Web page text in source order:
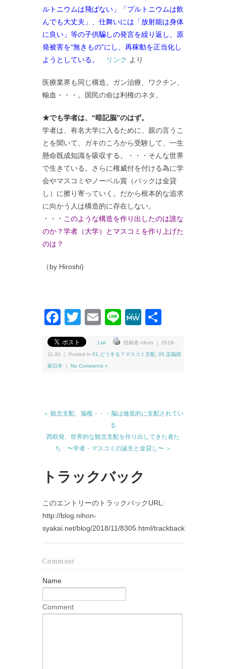
ルトニウムは飛ばない」「プルトニウムは飲
んでも大丈夫」、仕舞いには「放射能は身体
に良い」等の子供騙しの発言を繰り返し、原
発被害を“無きもの”にし、再稼動を正当化し
ようとしている。
リンク より
医療業界も同じ構造。ガン治療、ワクチン、
輸血・・・。国民の命は利権のネタ。
★でも学者は、“暗記脳”のはず。
学者は、有名大学に入るために、親の言うこ
とを聞いて、ガキのころから受験して、一生
懸命既成知識を吸収する。・・・そんな世界
で生きている。さらに権威付を付ける為に学
会やマスコミやノーベル賞（バックは金貸
し）に擦り寄っていく。だから根本的な追求
に向かう人は構造的に存在しない。
・・・このような構造を作り出したのは誰な
のか？学者（大学）とマスコミを作り上げた
のは？
（by Hiroshi)
Facebook
Twitter
EmailLineMeWe
List 投稿者 nihon ｜ 2018-
11-30 ｜ Posted in 01.どうする？マスコミ支配 05.染脳国
家日本 No Comments »
＜ 観念支配、脳檻・・・脳は徹底的に支配されてい
る
西欧発、世界的な観念支配を作り出してきた者た
ち 〜学者・マスコミの誕生と金貸し〜 ＞
トラックバック
このエントリーのトラックバックURL:
http://blog.nihon-
syakai.net/blog/2018/11/8305.html/trackback
Comment
Name
Comment